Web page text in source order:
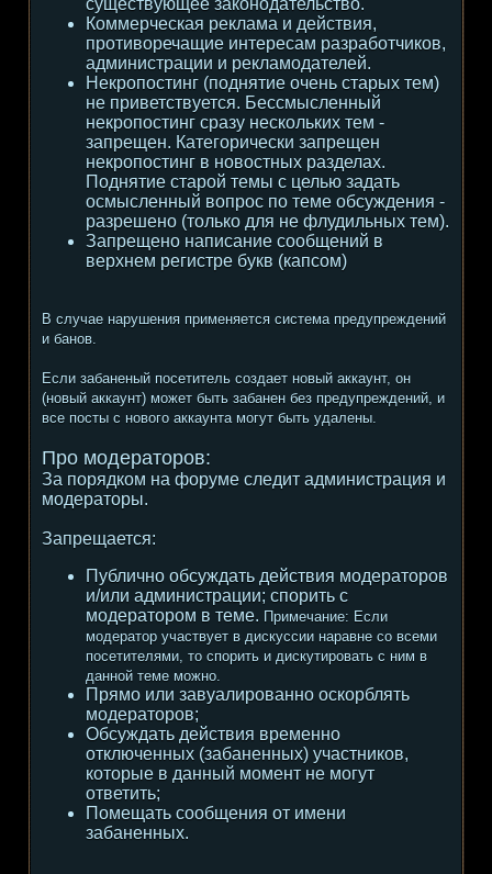
существующее законодательство.
Коммерческая реклама и действия,
противоречащие интересам разработчиков,
администрации и рекламодателей.
Некропостинг (поднятие очень старых тем)
не приветствуется. Бессмысленный
некропостинг сразу нескольких тем -
запрещен. Категорически запрещен
некропостинг в новостных разделах.
Поднятие старой темы с целью задать
осмысленный вопрос по теме обсуждения -
разрешено (только для не флудильных тем).
Запрещено написание сообщений в
верхнем регистре букв (капсом)
В случае нарушения применяется система предупреждений
и банов.
Если забаненый посетитель создает новый аккаунт, он
(новый аккаунт) может быть забанен без предупреждений, и
все посты с нового аккаунта могут быть удалены.
Про модераторов:
За порядком на форуме следит администрация и
модераторы.
Запрещается:
Публично обсуждать действия модераторов
и/или администрации; спорить с
модератором в теме. Примечание: Если
модератор участвует в дискуссии наравне со всеми
посетителями, то спорить и дискутировать с ним в
данной теме можно.
Прямо или завуалированно оскорблять
модераторов;
Обсуждать действия временно
отключенных (забаненных) участников,
которые в данный момент не могут
ответить;
Помещать сообщения от имени
забаненных.